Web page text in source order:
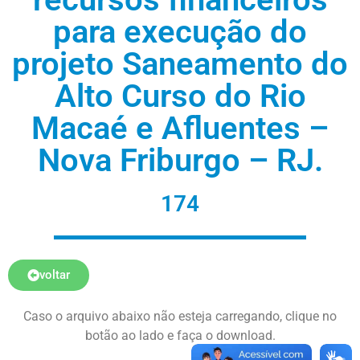
para execução do
projeto Saneamento do
Alto Curso do Rio
Macaé e Afluentes –
Nova Friburgo – RJ.
174
voltar
Caso o arquivo abaixo não esteja carregando, clique no
botão ao lado e faça o download.